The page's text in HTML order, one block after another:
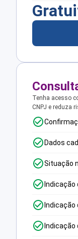
Tenha acesso
CNPJ e reduza
Dados
Situação